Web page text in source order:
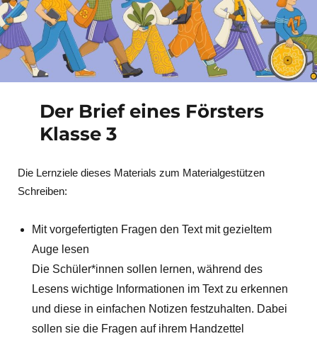
Der Brief eines Försters
Klasse 3
Die Lernziele dieses Materials zum Materialgestützen
Schreiben:
Mit vorgefertigten Fragen den Text mit gezieltem
Auge lesen
Die Schüler*innen sollen lernen, während des
Lesens wichtige Informationen im Text zu erkennen
und diese in einfachen Notizen festzuhalten. Dabei
sollen sie die Fragen auf ihrem Handzettel